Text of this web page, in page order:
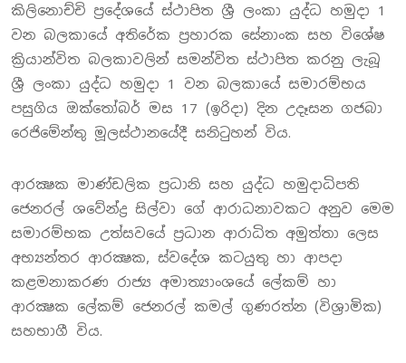
කිලිනොච්චි ප්‍රදේශයේ ස්ථාපිත ශ්‍රී ලංකා යුද්ධ හමුදා 1
වන බලකායේ අතිරේක ප්‍රහාරක සේනාංක සහ විශේෂ
ක්‍රියාන්විත බලකාවලින් සමන්විත ස්ථාපිත කරනු ලැබූ
ශ්‍රී ලංකා යුද්ධ හමුදා 1 වන බලකායේ සමාරම්භය
පසුගිය ඔක්තෝබර් මස 17 (ඉරිදා) දින උදෑසන ගජබා
රෙජිමේන්තු මූලස්ථානයේදී සනිටුහන් විය.
ආරක්‍ෂක මාණ්ඩලික ප්‍රධානි සහ යුද්ධ හමුදාධිපති
ජෙනරල් ශවේන්ද්‍ර සිල්වා ගේ ආරාධනාවකට අනුව මෙම
සමාරම්භක උත්සවයේ ප්‍රධාන ආරාධිත අමුත්තා ලෙස
අභ්‍යන්තර ආරක්‍ෂක, ස්වදේශ කටයුතු හා ආපදා
කළමනාකරණ රාජ්‍ය අමාත්‍යාංශයේ ලේකම් හා
ආරක්‍ෂක ලේකම් ජෙනරල් කමල් ගුණරත්න (විශ්‍රාමික)
සහභාගී විය.